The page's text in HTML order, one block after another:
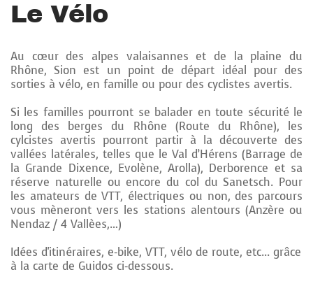
Le Vélo
Au cœur des alpes valaisannes et de la plaine du
Rhône, Sion est un point de départ idéal pour des
sorties à vélo, en famille ou pour des cyclistes avertis.
Si les familles pourront se balader en toute sécurité le
long des berges du Rhône (Route du Rhône), les
cylcistes avertis pourront partir à la découverte des
vallées latérales, telles que le Val d’Hérens (Barrage de
la Grande Dixence, Evolène, Arolla), Derborence et sa
réserve naturelle ou encore du col du Sanetsch. Pour
les amateurs de VTT, électriques ou non, des parcours
vous mèneront vers les stations alentours (Anzère ou
Nendaz / 4 Vallèes,…)
Idées d'itinéraires, e-bike, VTT, vélo de route, etc... grâce
à la carte de Guidos ci-dessous.